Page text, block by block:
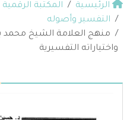
الرئيسية المكتبة الرقمية
التفسير وأصوله
منهج العلامة الشيخ محمد
واختياراته التفسيرية